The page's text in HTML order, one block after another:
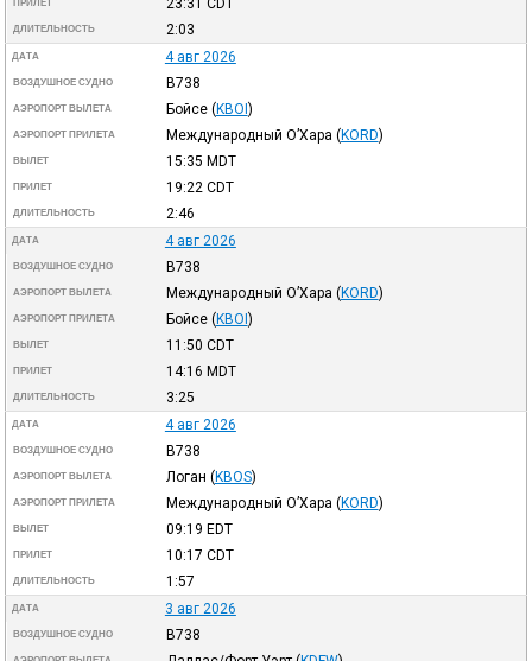
ПРИЛЕТ
ДЛИТЕЛЬНОСТЬ 2:03
ДАТА 4 авг 2026
ВОЗДУШНОЕ СУДНО B738
АЭРОПОРТ ВЫЛЕТА Бойсе (KBOI)
АЭРОПОРТ ПРИЛЕТА Международный О’Хара (KORD)
ВЫЛЕТ 15:35 MDT
ПРИЛЕТ 19:22 CDT
ДЛИТЕЛЬНОСТЬ 2:46
ДАТА 4 авг 2026
ВОЗДУШНОЕ СУДНО B738
АЭРОПОРТ ВЫЛЕТА Международный О’Хара (KORD)
АЭРОПОРТ ПРИЛЕТА Бойсе (KBOI)
ВЫЛЕТ 11:50 CDT
ПРИЛЕТ 14:16 MDT
ДЛИТЕЛЬНОСТЬ 3:25
ДАТА 4 авг 2026
ВОЗДУШНОЕ СУДНО B738
АЭРОПОРТ ВЫЛЕТА Логан (KBOS)
АЭРОПОРТ ПРИЛЕТА Международный О’Хара (KORD)
ВЫЛЕТ 09:19 EDT
ПРИЛЕТ 10:17 CDT
ДЛИТЕЛЬНОСТЬ 1:57
ДАТА 3 авг 2026
ВОЗДУШНОЕ СУДНО B738